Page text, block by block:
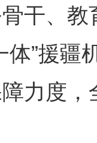
干、
体”援
力度